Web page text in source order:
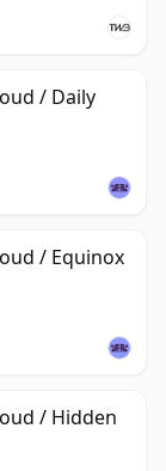
/ Daily
/ Equinox
/ Hidden